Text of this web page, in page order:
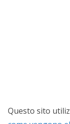
Questo sito